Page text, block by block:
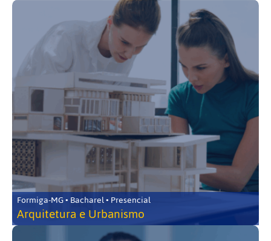
Formiga-MG • Bacharel • Presencial
Arquitetura e Urbanismo